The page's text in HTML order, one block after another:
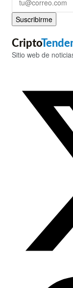
Suscribirme
Cripto
Sitio web de